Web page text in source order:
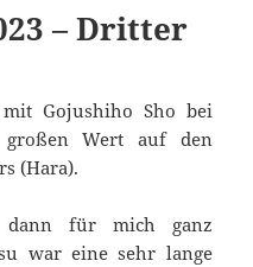
– Dritter
Gojushiho Sho bei
großen Wert auf den
(Hara).
für mich ganz
war eine sehr lange